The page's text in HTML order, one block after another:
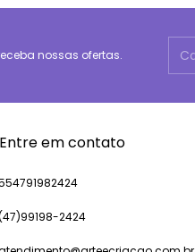
nossas ofertas.
Entre em contato
2424